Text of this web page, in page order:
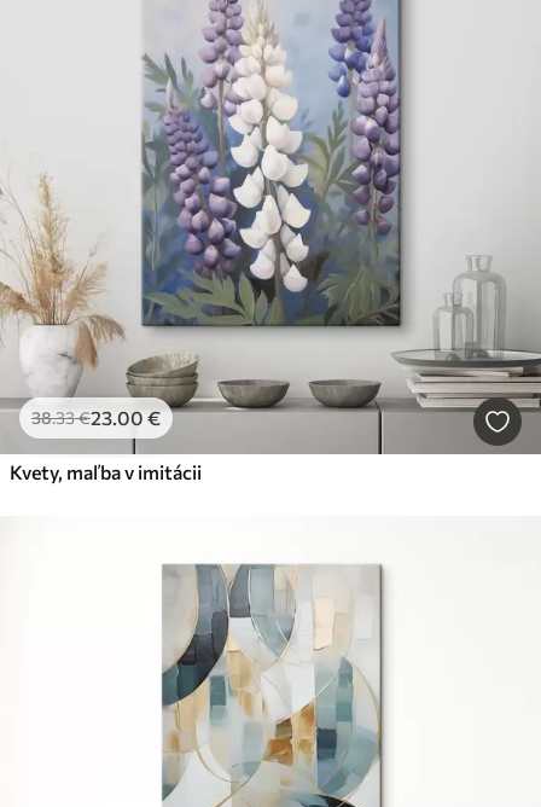
38.33€23.00 €
Kvety, maľba v imitácii